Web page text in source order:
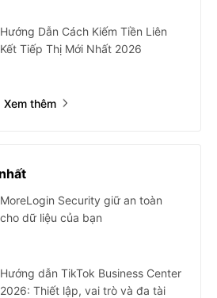
Hướng Dẫn Cách Kiếm Tiền Liên
Kết Tiếp Thị Mới Nhất 2026
Xem thêm
MoreLogin Security giữ an toàn
cho dữ liệu của bạn
Hướng dẫn TikTok Business Center
2026: Thiết lập, vai trò và đa tài